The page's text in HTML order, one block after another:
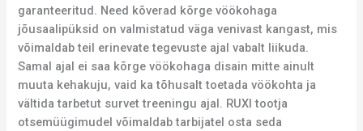
garanteeritud. Need kõverad kõrge vöökohaga
jõusaalipüksid on valmistatud väga venivast kangast, mis
võimaldab teil erinevate tegevuste ajal vabalt liikuda.
Samal ajal ei saa kõrge vöökohaga disain mitte ainult
muuta kehakuju, vaid ka tõhusalt toetada vöökohta ja
vältida tarbetut survet treeningu ajal. RUXI tootja
otsemüügimudel võimaldab tarbijatel osta seda